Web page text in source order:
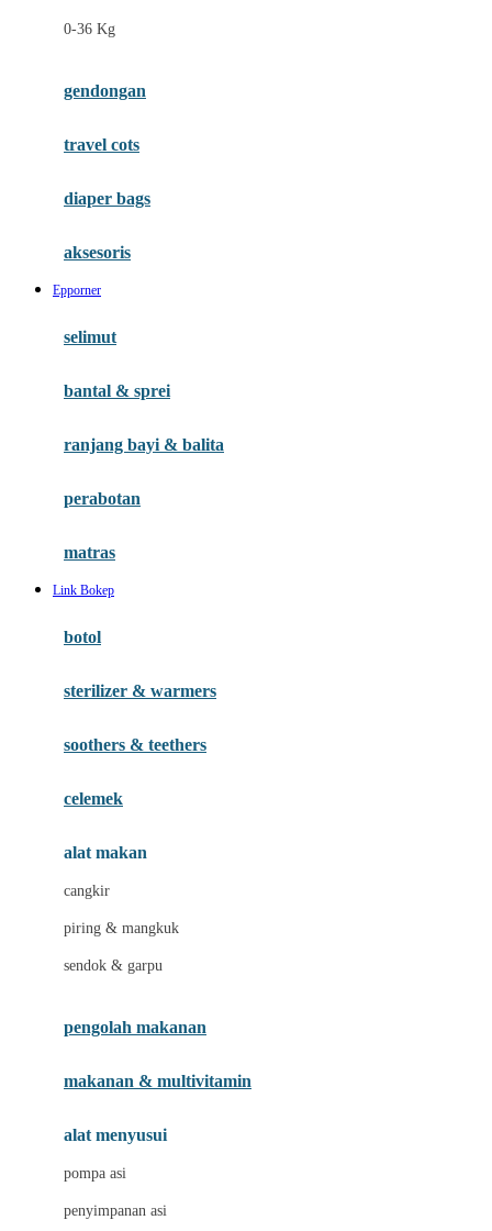
Fisher Price
Gb
Habbie
Haenim
Hauck
Havaianas
Hybrid
I
Inlacta DHA
Ivenet
Joolz
0-36 Kg
gendongan
travel cots
diaper bags
aksesoris
Epporner
selimut
bantal & sprei
ranjang bayi & balita
perabotan
matras
Link Bokep
botol
sterilizer & warmers
soothers & teethers
celemek
alat makan
cangkir
piring & mangkuk
sendok & garpu
pengolah makanan
makanan & multivitamin
alat menyusui
pompa asi
penyimpanan asi